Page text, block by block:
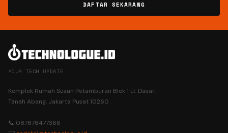
DAFTAR SEKARANG
YOUR TECH UPDATE
Komplek Rumah Susun Petamburan Blok 1 Lt. Dasar,
Tanah Abang, Jakarta Pusat 10260
📞 087878477366